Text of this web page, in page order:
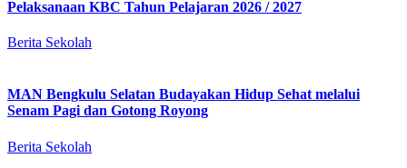
Pelaksanaan KBC Tahun Pelajaran 2026 / 2027
Berita Sekolah
MAN Bengkulu Selatan Budayakan Hidup Sehat melalui
Senam Pagi dan Gotong Royong
Berita Sekolah